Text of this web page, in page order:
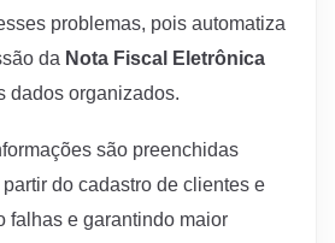
problemas, pois automatiza
da Nota Fiscal Eletrônica
dados organizados.
são preenchidas
partir do cadastro de clientes e
falhas e garantindo maior